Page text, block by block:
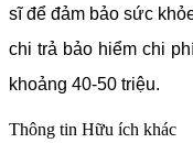
sĩ để đảm bảo sức
chi trả bảo hiểm chi
khoảng 40-50 triệu.
Thông tin Hữu ích khác